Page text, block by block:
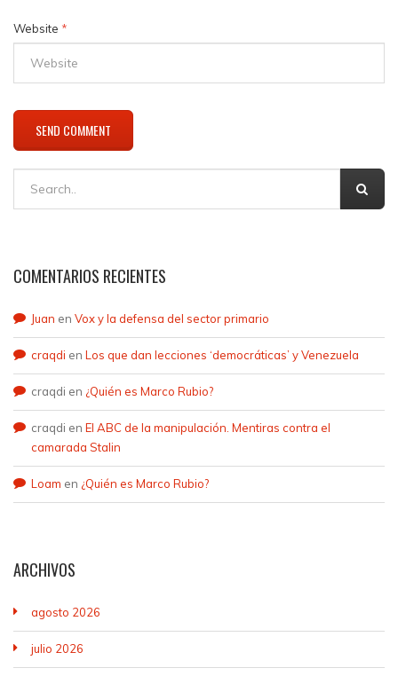
Website *
COMENTARIOS RECIENTES
Juan en Vox y la defensa del sector primario
craqdi en Los que dan lecciones ‘democráticas’ y Venezuela
craqdi en ¿Quién es Marco Rubio?
craqdi en El ABC de la manipulación. Mentiras contra el
camarada Stalin
Loam en ¿Quién es Marco Rubio?
ARCHIVOS
agosto 2026
julio 2026